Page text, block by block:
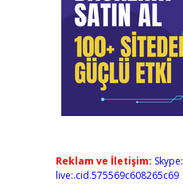
Reklam ve İletişim: Skype:
live:.cid.575569c608265c69